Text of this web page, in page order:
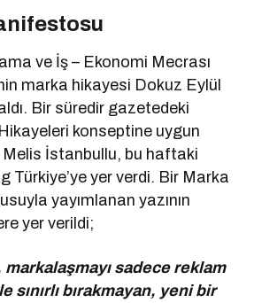
ve İş – Ekonomi Mecrası
marka hikayesi Dokuz Eylül
Bir süredir gazetedeki
konseptine uygun
Melis İstanbullu, bu haftaki
Türkiye’ye yer verdi. Bir Marka
yayımlanan yazının
yer verildi;
sadece reklam
sınırlı bırakmayan, yeni bir